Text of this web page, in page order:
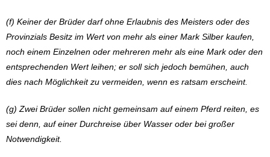
(f) Keiner der Brüder darf ohne Erlaubnis des Meisters oder des
Provinzials Besitz im Wert von mehr als einer Mark Silber kaufen,
noch einem Einzelnen oder mehreren mehr als eine Mark oder den
entsprechenden Wert leihen; er soll sich jedoch bemühen, auch
dies nach Möglichkeit zu vermeiden, wenn es ratsam erscheint.
(g) Zwei Brüder sollen nicht gemeinsam auf einem Pferd reiten, es
sei denn, auf einer Durchreise über Wasser oder bei großer
Notwendigkeit.